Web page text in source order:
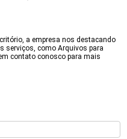
a empresa nos destacando
serviços, como Arquivos para
contato conosco para mais